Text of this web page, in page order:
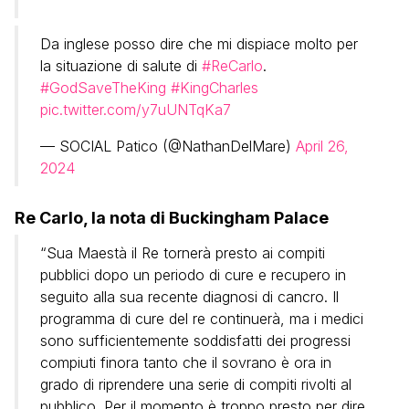
Da inglese posso dire che mi dispiace molto per
la situazione di salute di #ReCarlo.
#GodSaveTheKing #KingCharles
pic.twitter.com/y7uUNTqKa7
— SOCIAL Patico (@NathanDelMare) April 26,
2024
Re Carlo, la nota di Buckingham Palace
“Sua Maestà il Re tornerà presto ai compiti
pubblici dopo un periodo di cure e recupero in
seguito alla sua recente diagnosi di cancro. Il
programma di cure del re continuerà, ma i medici
sono sufficientemente soddisfatti dei progressi
compiuti finora tanto che il sovrano è ora in
grado di riprendere una serie di compiti rivolti al